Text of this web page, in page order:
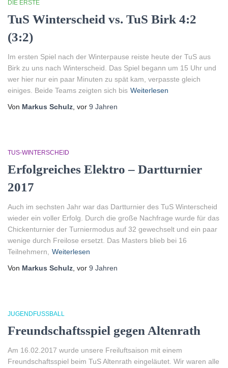
DIE ERSTE
TuS Winterscheid vs. TuS Birk 4:2
(3:2)
Im ersten Spiel nach der Winterpause reiste heute der TuS aus
Birk zu uns nach Winterscheid. Das Spiel begann um 15 Uhr und
wer hier nur ein paar Minuten zu spät kam, verpasste gleich
einiges. Beide Teams zeigten sich bis Weiterlesen
Von Markus Schulz , vor 9 Jahren
TUS-WINTERSCHEID
Erfolgreiches Elektro – Dartturnier
2017
Auch im sechsten Jahr war das Dartturnier des TuS Winterscheid
wieder ein voller Erfolg. Durch die große Nachfrage wurde für das
Chickenturnier der Turniermodus auf 32 gewechselt und ein paar
wenige durch Freilose ersetzt. Das Masters blieb bei 16
Teilnehmern,
Weiterlesen
Von Markus Schulz , vor 9 Jahren
JUGENDFUSSBALL
Freundschaftsspiel gegen Altenrath
Am 16.02.2017 wurde unsere Freiluftsaison mit einem
Freundschaftsspiel beim TuS Altenrath eingeläutet. Wir waren alle